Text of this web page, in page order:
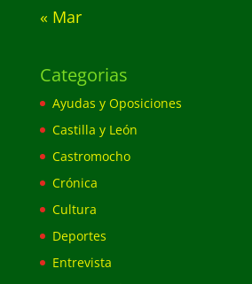
« Mar
Categorias
Ayudas y Oposiciones
Castilla y León
Castromocho
Crónica
Cultura
Deportes
Entrevista